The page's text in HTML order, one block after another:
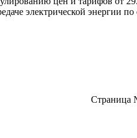
электрической энергии
Страница